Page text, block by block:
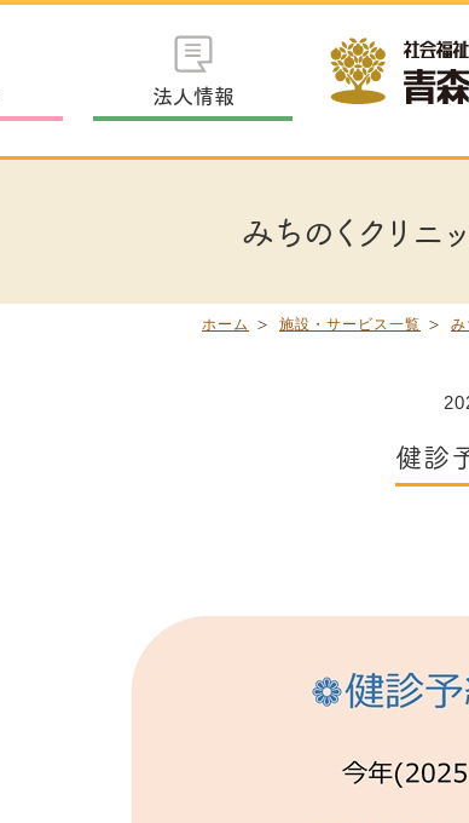
法人情報
みちのくクリ
ホーム 施設・サービス一覧
健診